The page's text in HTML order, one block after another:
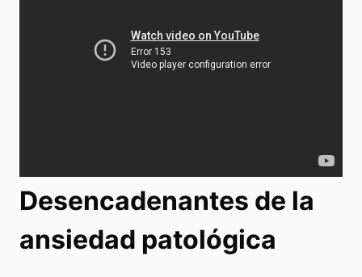
Desencadenantes de la
ansiedad patológica